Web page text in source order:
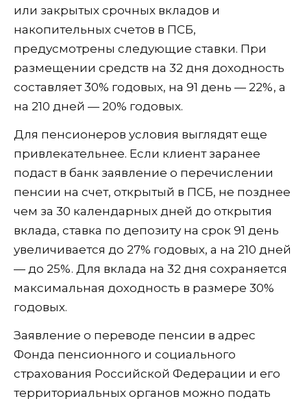
или закрытых срочных вкладов и
накопительных счетов в ПСБ,
предусмотрены следующие ставки. При
размещении средств на 32 дня доходность
составляет 30% годовых, на 91 день — 22%, а
на 210 дней — 20% годовых.
Для пенсионеров условия выглядят еще
привлекательнее. Если клиент заранее
подаст в банк заявление о перечислении
пенсии на счет, открытый в ПСБ, не позднее
чем за 30 календарных дней до открытия
вклада, ставка по депозиту на срок 91 день
увеличивается до 27% годовых, а на 210 дней
— до 25%. Для вклада на 32 дня сохраняется
максимальная доходность в размере 30%
годовых.
Заявление о переводе пенсии в адрес
Фонда пенсионного и социального
страхования Российской Федерации и его
территориальных органов можно подать